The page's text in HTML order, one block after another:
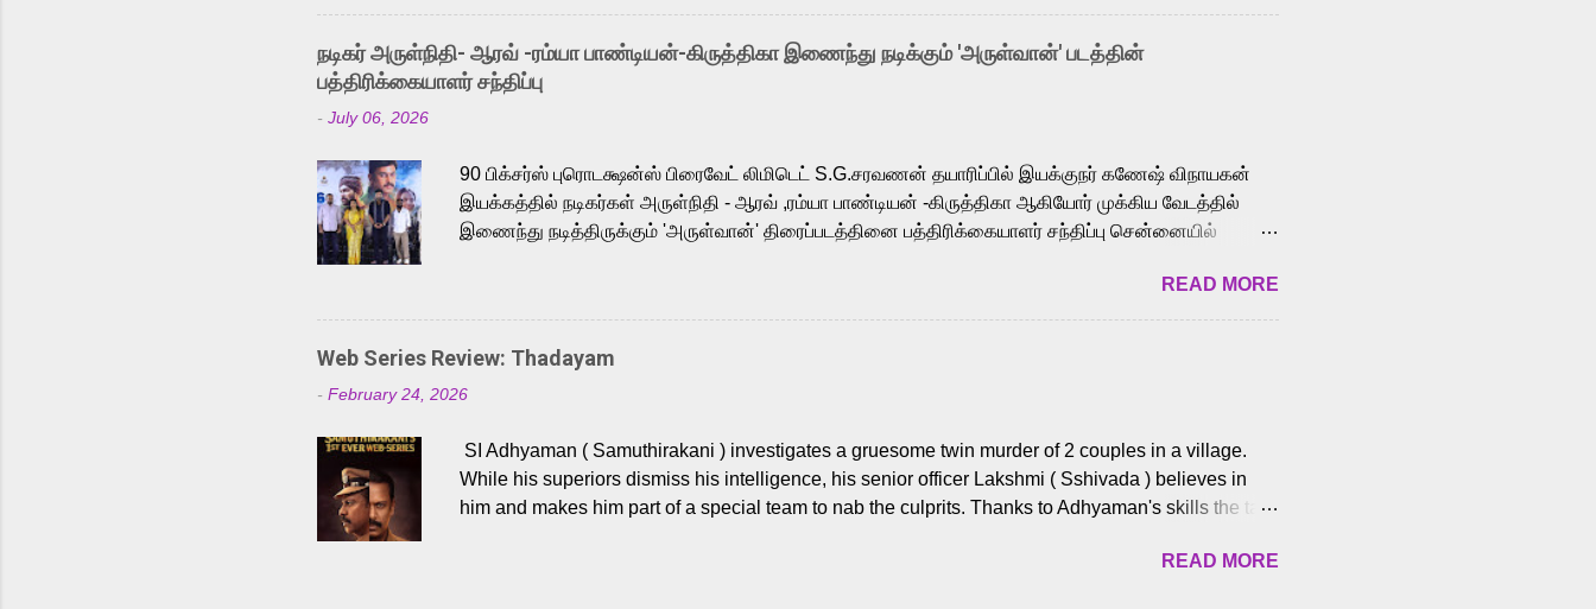
singer Karthik, who lends his voice to the iconic superhero He-Man. Known for memorable songs
like “Behene De” from Raavan, “Oru Maalai” from Ghajini, and “Mun Andhi” from 7 Aum Arivu,
Karthik is loved for his versatile voice and strong command over multiple languages, making him
a strong fit for the legendary character. Adithya Menon, known for portraying memorable
நடிகர் அருள்நிதி- ஆரவ் -ரம்யா பாண்டியன்-கிருத்திகா இணைந்து நடிக்கும் 'அருள்வான்' படத்தின்
பத்திரிக்கையாளர் சந்திப்பு
- July 06, 2026
90 பிக்சர்ஸ் புரொடக்ஷன்ஸ் பிரைவேட் லிமிடெட் S.G.சரவணன் தயாரிப்பில் இயக்குநர் கணேஷ் விநாயகன்
இயக்கத்தில் நடிகர்கள் அருள்நிதி - ஆரவ் ,ரம்யா பாண்டியன் -கிருத்திகா ஆகியோர் முக்கிய வேடத்தில்
இணைந்து நடித்திருக்கும் 'அருள்வான்' திரைப்படத்தினை பத்திரிக்கையாளர் சந்திப்பு சென்னையில்
அருள்நிதி, ஆரவ், காளி வெங்கட், ரம்யா பாண்டியன், வி டி வி கணேஷ் , ஜான் விஜய், பேபி கிருத்திகா,
'பருத்திவீரன்' சரவணன், ஹரிஷ் உத்தமன் உள்ளிட்ட பலர் நடித்திருக்கிறார்கள். எம். சுகுமார் ஒளிப்பதிவு
செய்திருக்கும் இந்த திரைப்படத்திற்கு ஜீ. வி. பிரகாஷ் குமார் இசையமைத்திருக்கிறார். லால்குடி
இளையராஜா கலை இயக்கத்தை கவனிக்க.. லாரன்ஸ் கிஷோர் படத் தொகுப்பு பணிகளை
மேற்கொண்டிருக்கிறார். கல்வியின் அவசியத்தை வலியுறுத்தி தயாராகி இருக்கும் இந்தத் திரைப்படத்தை 90
இப்படத்தை சக்தி பிலிம் ஃபேக்டரி நிறுவனம் சார்பில் சக்திவேலன் வழங...
READ MORE
Web Series Review: Thadayam
- February 24, 2026
SI Adhyaman ( Samuthirakani ) investigates a gruesome twin murder of 2 couples in a village.
While his superiors dismiss his intelligence, his senior officer Lakshmi ( Sshivada ) believes in
him and makes him part of a special team to nab the culprits. Thanks to Adhyaman's skills the task
begin to dig deeper, several layers emerge which link the case to events dating back to 1995.
READ MORE